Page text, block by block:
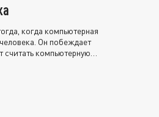
когда компьютерная
Он побеждает
считать компьютерную